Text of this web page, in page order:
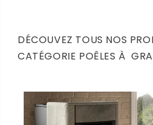
DÉCOUVEZ TOUS NOS
CATÉGORIE POÊLES À